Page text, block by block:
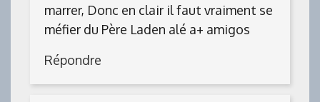
marrer, Donc en clair il faut vraiment se
méfier du Père Laden alé a+ amigos
Répondre